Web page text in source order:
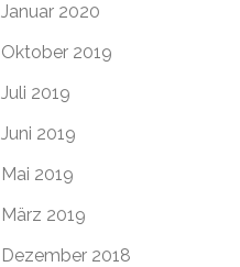
Januar 2020
Oktober 2019
Juli 2019
Juni 2019
Mai 2019
März 2019
Dezember 2018